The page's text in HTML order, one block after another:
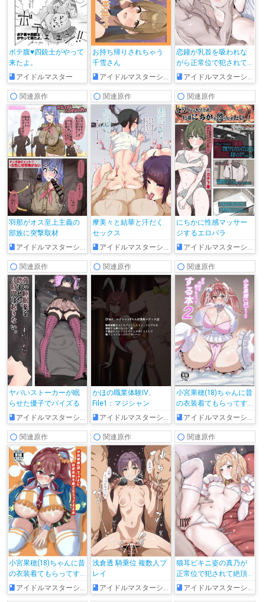
ボテ腹♥四銃士がやって
来たよ。
アイドルマスター
お持ち帰りされちゃう
千雪さん
アイドルマスターシャイニーカラーズ
恋鐘が乳首を吸われな
がら正常位で犯されて
気持ちよくなっちゃう!!
アイドルマスターシャイニーカラーズ
関連原作
羽那がオス至上主義の
部族に突撃取材
アイドルマスターシャイニーカラーズ
関連原作
摩美々と結華と汗だく
セックス
アイドルマスターシャイニーカラーズ
関連原作
にちかに性感マッサー
ジするエロバラ
アイドルマスターシャイニーカラーズ
関連原作
ヤバいストーカーが眠
らせた優子でパイズる
アイドルマスターシャイニーカラーズ
関連原作
かほの職業体験IV、
File1：マジシャン
アイドルマスターシャイニーカラーズ
関連原作
小宮果穂(18)ちゃんに昔
の衣装着てもらってす
る本2
アイドルマスターシャイニーカラーズ
関連原作
小宮果穂(18)ちゃんに昔
の衣装着てもらってす
る本アイドルマスターシャイニーカラーズ
関連原作
浅倉透 騎乗位 複数人プ
レイ
アイドルマスターシャイニーカラーズ
関連原作
猫耳ビキニ姿の真乃が
正常位で犯されて絶頂
しちゃう!!
アイドルマスターシャイニーカラーズ